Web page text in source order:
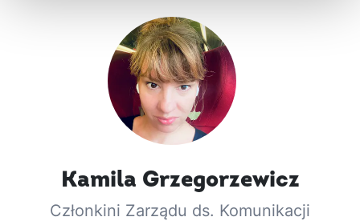
Kamila Grzegorzewicz
Członkini Zarządu ds. Komunikacji